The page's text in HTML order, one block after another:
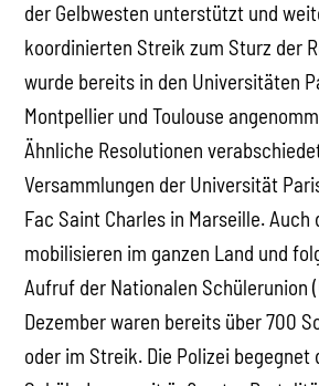
der Gelbwesten unterstützt und
koordinierten Streik zum Sturz der
wurde bereits in den Universitäten
Montpellier und Toulouse
Ähnliche Resolutionen
Versammlungen der Universität
Fac Saint Charles in Marseille. Auch
mobilisieren im ganzen Land und
Aufruf der Nationalen Schülerunion
Dezember waren bereits über 700
oder im Streik. Die Polizei begegnet